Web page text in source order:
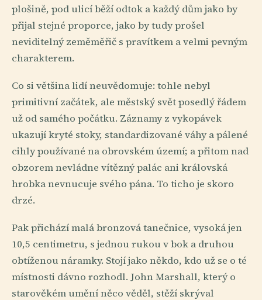
plošině, pod ulicí běží odtok a každý dům jako by
přijal stejné proporce, jako by tudy prošel
neviditelný zeměměřič s pravítkem a velmi pevným
charakterem.
Co si většina lidí neuvědomuje: tohle nebyl
primitivní začátek, ale městský svět posedlý řádem
už od samého počátku. Záznamy z vykopávek
ukazují kryté stoky, standardizované váhy a pálené
cihly používané na obrovském území; a přitom nad
obzorem nevládne vítězný palác ani královská
hrobka nevnucuje svého pána. To ticho je skoro
drzé.
Pak přichází malá bronzová tanečnice, vysoká jen
10,5 centimetru, s jednou rukou v bok a druhou
obtíženou náramky. Stojí jako někdo, kdo už se o té
místnosti dávno rozhodl. John Marshall, který o
starověkém umění něco věděl, stěží skrýval